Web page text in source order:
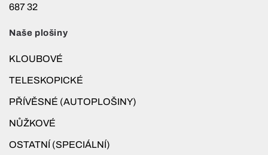
687 32
Naše plošiny
KLOUBOVÉ
TELESKOPICKÉ
PŘÍVĚSNÉ (AUTOPLOŠINY)
NŮŽKOVÉ
OSTATNÍ (SPECIÁLNÍ)